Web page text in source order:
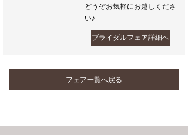
どうぞお気軽にお越しくださ
い♪
ブライダルフェア詳細へ
フェア一覧へ戻る